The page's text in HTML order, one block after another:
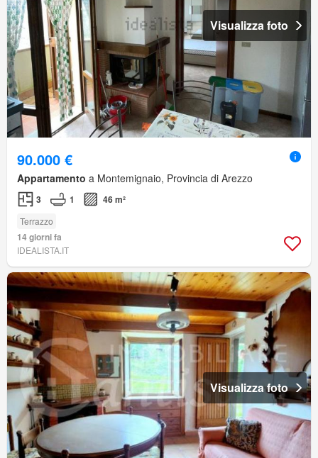
Visualizza foto
90.000 €
Appartamento a Montemignaio, Provincia di Arezzo
3 1 46 m²
Terrazzo
14 giorni fa
IDEALISTA.IT
Visualizza foto